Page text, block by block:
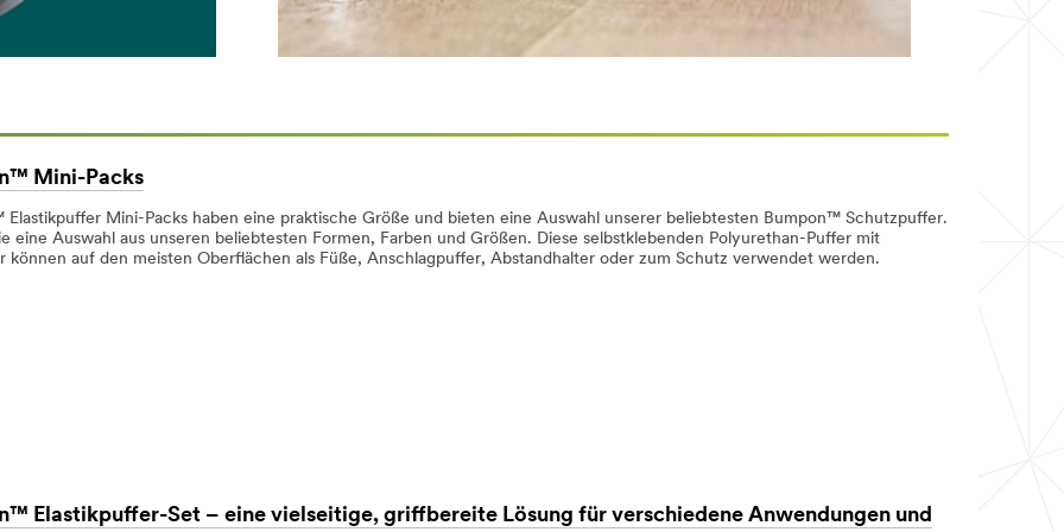
Mini-Packs
Elastikpuffer Mini-Packs haben eine praktische Größe und bieten eine Auswahl unserer beliebtesten Bumpon™ Schutzpuffer.
eine Auswahl aus unseren beliebtesten Formen, Farben und Größen. Diese selbstklebenden Polyurethan-Puffer mit
können auf den meisten Oberflächen als Füße, Anschlagpuffer, Abstandhalter oder zum Schutz verwendet werden.
Elastikpuffer-Set – eine vielseitige, griffbereite Lösung für verschiedene Anwendungen und